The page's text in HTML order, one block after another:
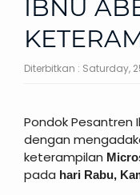
IBNU
Diterbitkan : Saturday,
Pondok
dengan
keterampilan
pada hari Rabu,